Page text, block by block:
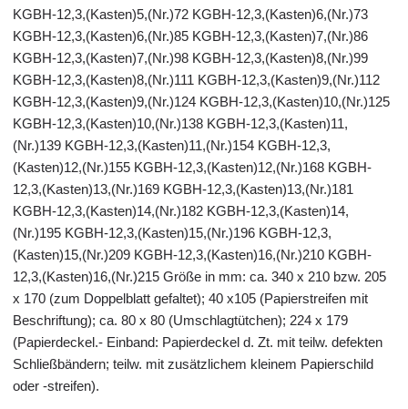
KGBH-12,3,(Kasten)5,(Nr.)72 KGBH-12,3,(Kasten)6,(Nr.)73
KGBH-12,3,(Kasten)6,(Nr.)85 KGBH-12,3,(Kasten)7,(Nr.)86
KGBH-12,3,(Kasten)7,(Nr.)98 KGBH-12,3,(Kasten)8,(Nr.)99
KGBH-12,3,(Kasten)8,(Nr.)111 KGBH-12,3,(Kasten)9,(Nr.)112
KGBH-12,3,(Kasten)9,(Nr.)124 KGBH-12,3,(Kasten)10,(Nr.)125
KGBH-12,3,(Kasten)10,(Nr.)138 KGBH-12,3,(Kasten)11,
(Nr.)139 KGBH-12,3,(Kasten)11,(Nr.)154 KGBH-12,3,
(Kasten)12,(Nr.)155 KGBH-12,3,(Kasten)12,(Nr.)168 KGBH-
12,3,(Kasten)13,(Nr.)169 KGBH-12,3,(Kasten)13,(Nr.)181
KGBH-12,3,(Kasten)14,(Nr.)182 KGBH-12,3,(Kasten)14,
(Nr.)195 KGBH-12,3,(Kasten)15,(Nr.)196 KGBH-12,3,
(Kasten)15,(Nr.)209 KGBH-12,3,(Kasten)16,(Nr.)210 KGBH-
12,3,(Kasten)16,(Nr.)215 Größe in mm: ca. 340 x 210 bzw. 205
x 170 (zum Doppelblatt gefaltet); 40 x105 (Papierstreifen mit
Beschriftung); ca. 80 x 80 (Umschlagtütchen); 224 x 179
(Papierdeckel.- Einband: Papierdeckel d. Zt. mit teilw. defekten
Schließbändern; teilw. mit zusätzlichem kleinem Papierschild
oder -streifen).